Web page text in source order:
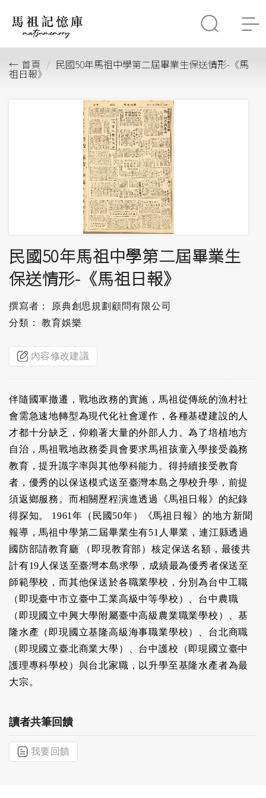
首頁 民國50年馬祖中學第二屆畢業生保送情形-《馬
祖日報》
民國50年馬祖中學第二屆畢業生
保送情形-《馬祖日報》
撰寫者： 原典創思規劃顧問有限公司
分類： 教育娛樂
內容修改建議
伴隨國軍撤遷，戰地政務的實施，馬祖從傳統的漁村社
會需急速地轉型為現代化社會運作，各種基礎建設的人
才都十分缺乏，仰賴著大量的外部人力。為了培植地方
自治，馬祖戰地政務委員會要求馬祖孩童入學接受義務
教育，提升識字率與其他學科能力。得持續接受教育
者，優秀的以保送模式送至臺灣本島之學校升學，前提
須返鄉服務。而相關歷程演進透過《馬祖日報》的紀錄
得探知。 1961年（民國50年）《馬祖日報》的地方新聞
報導，馬祖中學第二屆畢業生有51人畢業，連江縣透過
國防部請教育廳 （即現教育部）核定保送名額，最後共
計有19人保送至臺灣本島求學，成績最為優秀者保送至
師範學校，而其他保送於各職業學校，分別為台中工職
（即現臺中市立臺中工業高級中等學校）、台中農職
（即現國立中興大學附屬臺中高級農業職業學校）、基
隆水產（即現國立基隆高級海事職業學校）、台北商職
（即現國立臺北商業大學）、台中護校（即現國立臺中
護理專科學校）與台北家職，以升學至基隆水產者為最
大宗。
讀者共筆回饋
我要回饋